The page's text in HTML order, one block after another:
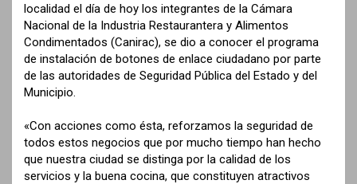
localidad el día de hoy los integrantes de la Cámara
Nacional de la Industria Restaurantera y Alimentos
Condimentados (Canirac), se dio a conocer el programa
de instalación de botones de enlace ciudadano por parte
de las autoridades de Seguridad Pública del Estado y del
Municipio.
«Con acciones como ésta, reforzamos la seguridad de
todos estos negocios que por mucho tiempo han hecho
que nuestra ciudad se distinga por la calidad de los
servicios y la buena cocina, que constituyen atractivos